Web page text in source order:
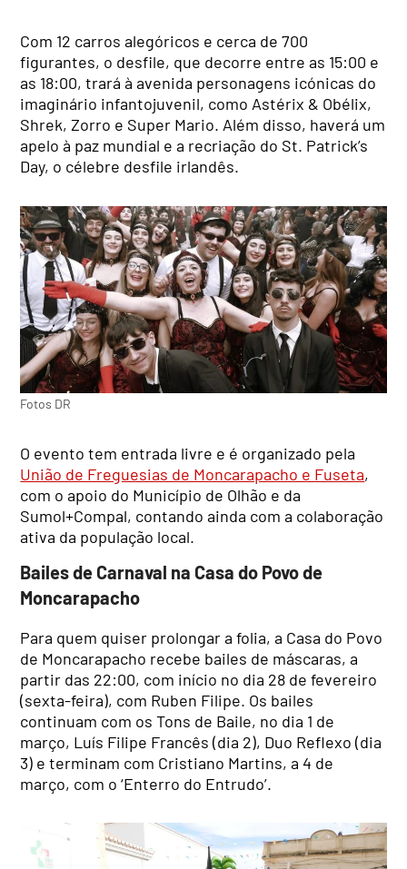
Com 12 carros alegóricos e cerca de 700
figurantes, o desfile, que decorre entre as 15:00 e
as 18:00, trará à avenida personagens icónicas do
imaginário infantojuvenil, como Astérix & Obélix,
Shrek, Zorro e Super Mario. Além disso, haverá um
apelo à paz mundial e a recriação do St. Patrick’s
Day, o célebre desfile irlandês.
Fotos DR
O evento tem entrada livre e é organizado pela
União de Freguesias de Moncarapacho e Fuseta,
com o apoio do Município de Olhão e da
Sumol+Compal, contando ainda com a colaboração
ativa da população local.
Bailes de Carnaval na Casa do Povo de
Moncarapacho
Para quem quiser prolongar a folia, a Casa do Povo
de Moncarapacho recebe bailes de máscaras, a
partir das 22:00, com início no dia 28 de fevereiro
(sexta-feira), com Ruben Filipe. Os bailes
continuam com os Tons de Baile, no dia 1 de
março, Luís Filipe Francês (dia 2), Duo Reflexo (dia
3) e terminam com Cristiano Martins, a 4 de
março, com o ‘Enterro do Entrudo’.